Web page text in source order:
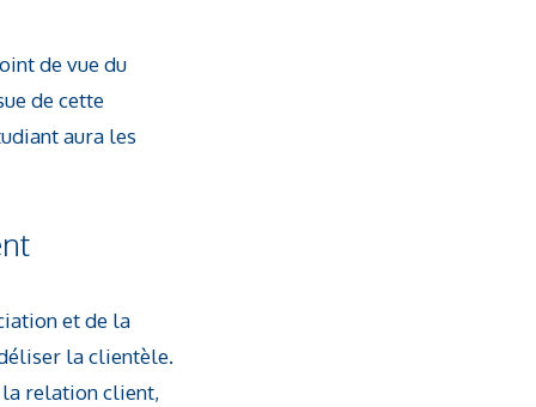
de vue du
de cette
aura les
et de la
la clientèle.
relation client,